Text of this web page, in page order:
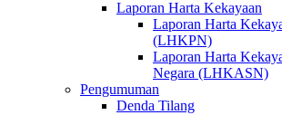
Laporan Harta Kekayaan
Laporan Harta
(LHKPN)
Laporan Harta
Negara (LHKASN)
Pengumuman
Denda Tilang